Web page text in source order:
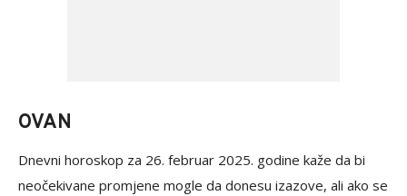
OVAN
Dnevni horoskop za 26. februar 2025. godine kaže da bi
neočekivane promjene mogle da donesu izazove, ali ako se